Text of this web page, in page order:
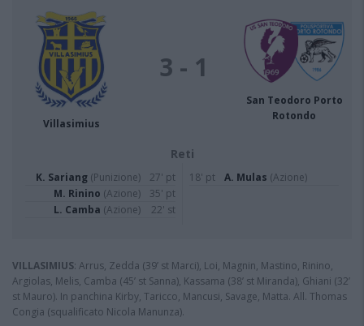
Villasimius
3 - 1
San Teodoro Porto
Rotondo
Reti
K. Sariang (Punizione)
27' pt
M. Rinino (Azione)
35' pt
L. Camba (Azione) 22' st
18' pt A. Mulas (Azione)
VILLASIMIUS: Arrus, Zedda (39’ st Marci), Loi, Magnin, Mastino, Rinino,
Argiolas, Melis, Camba (45’ st Sanna), Kassama (38’ st Miranda), Ghiani (32’
st Mauro). In panchina Kirby, Taricco, Mancusi, Savage, Matta. All. Thomas
Congia (squalificato Nicola Manunza).